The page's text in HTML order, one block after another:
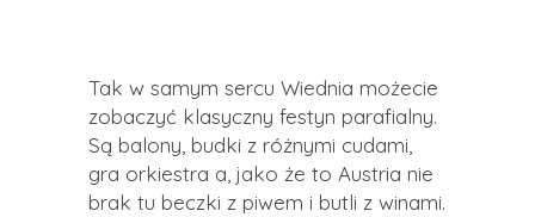
Tak w samym sercu Wiednia możecie
zobaczyć klasyczny festyn parafialny.
Są balony, budki z różnymi cudami,
gra orkiestra a, jako że to Austria nie
brak tu beczki z piwem i butli z winami.